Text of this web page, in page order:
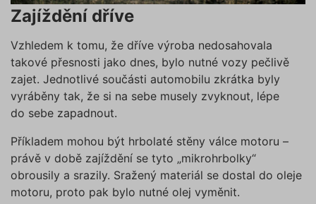
Zajíždění dříve
Vzhledem k tomu, že dříve výroba nedosahovala
takové přesnosti jako dnes, bylo nutné vozy pečlivě
zajet. Jednotlivé součásti automobilu zkrátka byly
vyráběny tak, že si na sebe musely zvyknout, lépe
do sebe zapadnout.
Příkladem mohou být hrbolaté stěny válce motoru –
právě v době zajíždění se tyto „mikrohrbolky“
obrousily a srazily. Sražený materiál se dostal do oleje
motoru, proto pak bylo nutné olej vyměnit.